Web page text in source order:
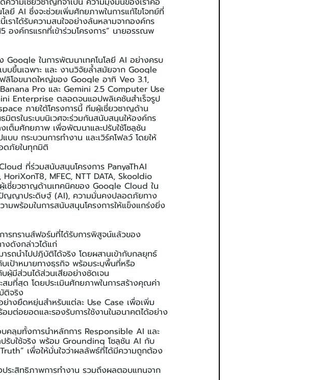
ลยี AI ซึ่งจะช่วยเพิ่มศักยภาพในการแก้ไขโจทย์ที่
ราได้รับความสนใจอย่างล้นหลามจากองค์กร
องค์กรแรกที่เข้าร่วมโครงการ” นายอรรณพ
Google ในการพัฒนาเทคโนโลยี AI อย่างครบ
บขึ้นเฉพาะ และ งานวิจัยล้ำสมัยจาก Google
ลิโอขนาดใหญ่ของ Google อาทิ Veo 3.1,
Pro และ Gemini 2.5 Computer Use
Enterprise ตลอดจนแอปพลิเคชันสำเร็จรูป
ภายใต้โครงการนี้ ทีมผู้เชี่ยวชาญด้าน
รในระบบนิเวศจะร่วมกันสนับสนุนให้องค์กร
งเต็มศักยภาพ เพื่อพัฒนาและปรับใช้โซลูชัน
บ กระบวนการทำงาน และเวิร์คโฟลว์ โดยให้
ดภัยในทุกมิติ
ที่ร่วมสนับสนุนโครงการ PanyaThAI
MFEC, NTT DATA, Skooldio
เชี่ยวชาญด้านเทคนิคของ Google Cloud ใน
ปัญญาประดิษฐ์ (AI), ความมั่นคงปลอดภัยทาง
มพร้อมในการสนับสนุนโครงการให้แข็งแกร่งยิ่ง
ารทรานส์ฟอร์มที่ได้รับการพิสูจน์แล้วของ
งดังกล่าวได้แก่
ถนำไปปฏิบัติได้จริง โดยผสานเข้ากับกลยุทธ์
ป้าหมายทางธุรกิจ พร้อมระบุพื้นที่หรือ
มีส่วนได้ส่วนเสียอย่างชัดเจน
มที่สุด โดยประเมินศักยภาพในการสร้างคุณค่า
ติจริง
างยืดหยุ่นสำหรับแต่ละ Use Case เพื่อเพิ่ม
ต่อยอดและรองรับการใช้งานในอนาคตได้อย่าง
คลุมทั้งการนำหลักการ Responsible AI และ
รับใช้จริง พร้อม Grounding โซลูชัน AI กับ
เพื่อให้มั่นใจว่าผลลัพธ์ที่ได้มีความถูกต้อง
ระสิทธิภาพการทำงาน รวมถึงผลตอบแทนจาก